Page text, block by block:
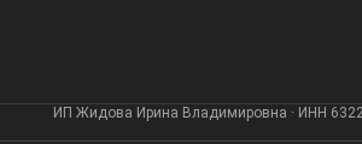
ИП Жидова Ирина Владимировна · ИНН